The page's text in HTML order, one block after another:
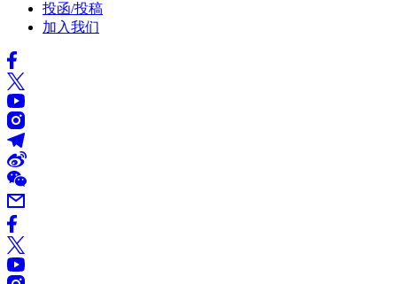
投函/投稿
加入我们